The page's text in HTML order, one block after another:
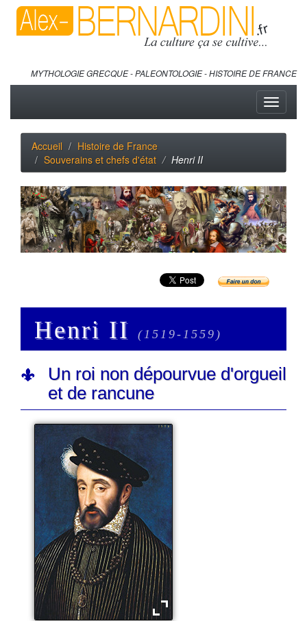
MYTHOLOGIE GRECQUE - PALEONTOLOGIE - HISTOIRE DE FRANCE
Toggle
Accueil
Histoire de France
Souverains et chefs d'état
Henri II
Henri II (1519-1559)
Un roi non dépourvue d'orgueil
et de rancune